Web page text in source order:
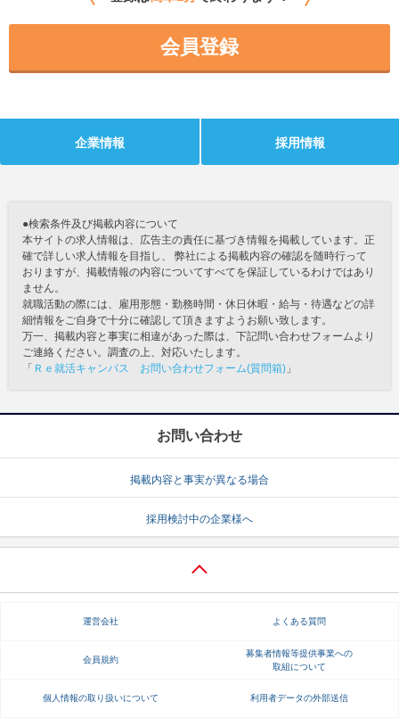
会員登録
企業情報 採用情報
●検索条件及び掲載内容について
本サイトの求人情報は、広告主の責任に基づき情報を掲載しています。正
確で詳しい求人情報を目指し、 弊社による掲載内容の確認を随時行って
おりますが、掲載情報の内容についてすべてを保証しているわけではあり
ません。
就職活動の際には、雇用形態・勤務時間・休日休暇・給与・待遇などの詳
細情報をご自身で十分に確認して頂きますようお願い致します。
万一、掲載内容と事実に相違があった際は、下記問い合わせフォームより
ご連絡ください。調査の上、対応いたします。
「 Ｒｅ就活キャンパス お問い合わせフォーム(質問箱) 」
お問い合わせ
掲載内容と事実が異なる場合
採用検討中の企業様へ
運営会社 よくある質問
会員規約
募集者情報等提供事業への
取組について
個人情報の取り扱いについて 利用者データの外部送信